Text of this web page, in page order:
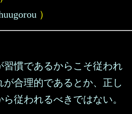
）
習慣であるからこそ従われ
が合理的であるとか、正し
従われるべきではない。